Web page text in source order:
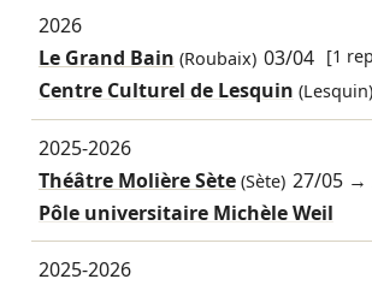
2026
Le Grand Bain (Roubaix) 03/04 [1
Centre Culturel de Lesquin (Lesquin)
2025-2026
Théâtre Molière Sète(Sète) 27/05 →
Pôle universitaire Michèle Weil
2025-2026